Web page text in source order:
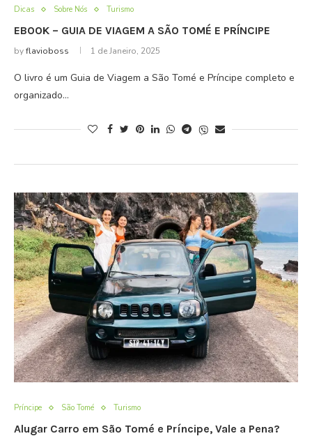
Dicas Sobre Nós Turismo
EBOOK – GUIA DE VIAGEM A SÃO TOMÉ E PRÍNCIPE
byflavioboss 1 de Janeiro, 2025
O livro é um Guia de Viagem a São Tomé e Príncipe completo e
organizado…
Príncipe São Tomé Turismo
Alugar Carro em São Tomé e Príncipe, Vale a Pena?